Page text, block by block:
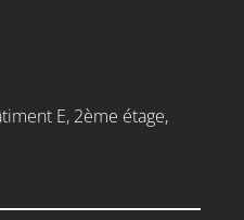
E, 2ème étage,